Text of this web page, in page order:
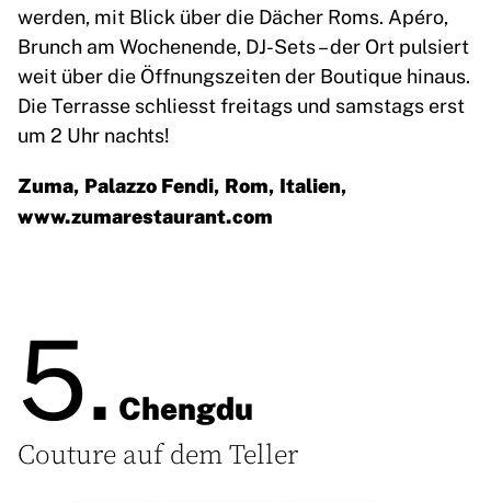
werden, mit Blick über die Dächer Roms. Apéro,
Brunch am Wochenende, DJ-Sets – der Ort pulsiert
weit über die Öffnungszeiten der Boutique hinaus.
Die Terrasse schliesst freitags und samstags erst
um 2 Uhr nachts!
Zuma, Palazzo Fendi, Rom, Italien,
www.zumarestaurant.com
5. Chengdu
Couture auf dem Teller